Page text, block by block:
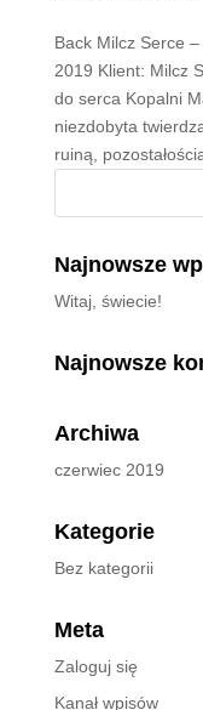
Back Milcz Serce
2019 Klient: Milcz
do serca Kopalni
niezdobyta
ruiną,
Najnowsze
Witaj, świecie!
Najnowsze
Archiwa
czerwiec 2019
Kategorie
Bez kategorii
Meta
Zaloguj się
Kanał wpisów